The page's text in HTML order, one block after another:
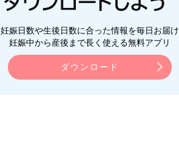
妊娠日数や生後日数に合った情報を毎日お届け
妊娠中から産後まで長く使える無料アプリ
ダウンロード